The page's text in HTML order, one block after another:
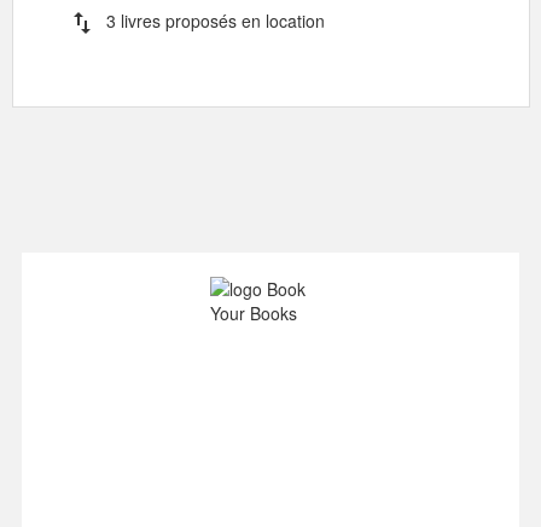
import_export 3 livres proposés en location